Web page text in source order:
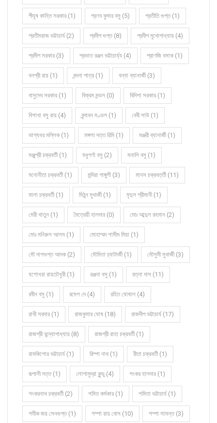
পীযূষ কান্তি সরকার (1) প্রণব কুমার বসু (5) প্রতীতি গুপ্ত (1)
প্রতীমরাজ ভট্টাচার্য (2) প্রদীপ গুপ্ত (8) প্রদীপ মুখোপাধ্যায় (4)
প্রদীপ সরকার (3) প্রভাত রঞ্জন ভট্টাচার্য্য (4) প্রাণজি বসাক (1)
বনশ্রী রায় (1) বন্দনা পাত্র (1) বন্যা ব্যানার্জী (3)
বাসুদেব সরকার (1) বিক্রম মন্ডল (0) বিদিশা সরকার (1)
বিশাখা বসু রায় (4) বৃন্দাবন মণ্ডল (1) বেবী সাউ (1)
ভাগ্যধর মল্লিক (1) মঙ্গলা দত্ত রিমি (1) মঞ্জরী ব্যানার্জী (1)
মঞ্জুশ্রী চক্রবর্তী (1) মধুপর্ণা বসু (2) মনালি বসু (1)
মনোনীতা চক্রবর্তী (1) মন্দিরা গাঙ্গুলী (3) মানস চক্রবর্ত্তী (11)
মালা চক্রবর্তী (1) মিঠুন মুখার্জী (1) মৃদুল শ্রীমানী (1)
মেরী খাতুন (1) মৈত্রেয়ী হালদার (0) মোঃ আব্দুল রহমান (2)
মোঃ মনিরুল আলম (1) মোহাম্মদ শামীম মিয়া (1)
মৌ দাশগুপ্ত আদক (2) মৌমিতা চ্যাটার্জী (1) মৌসুমী মুখার্জী (3)
যশোধরা রায়চৌধুরী (1) রঞ্জনা বসু (1) রত্না দাস (11)
রবীন বসু (1) রমেশ দে (4) রহিত ঘোষাল (4)
রাখী সরদার (1) রাজকুমার ঘোষ (18) রাজদীপ ভট্টাচার্য (17)
রাজশ্রী বন্দ্যোপাধ্যায় (8) রাজশ্রী রাহা চক্রবর্তী (1)
রামকিশোর ভট্টাচার্য (1) রিম্পা নাথ (1) রীতা চক্রবর্তী (1)
রূপালী দত্ত (1) লোপামুদ্রা কুন্ডু (4) শংকর হালদার (1)
শংকরনাথ চক্রবর্তী (2) শমিত কর্মকার (1) শমিতা ভট্টাচার্য (1)
শমীক জয় সেনগুপ্ত (1) শম্পা রায় বোস (10) শম্পা সামন্ত (3)